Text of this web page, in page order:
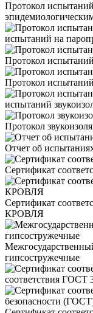
Протокол
испытаний на
Протокол
Протокол
испытаний
Протокол
Отчет об
Сертификат
Сертификат
КРОВЛЯ
гипсостружечные
соответствия ГОСТ